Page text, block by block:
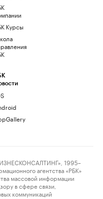
Курсы
1995–
агентства «РБК»
массовой информации
в сфере связи,
коммуникаций